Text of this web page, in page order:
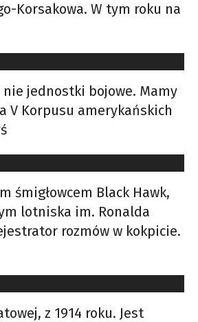
Korsakowa. W tym roku na
jednostki bojowe. Mamy
V Korpusu amerykańskich
śmigłowcem Black Hawk,
lotniska im. Ronalda
rozmów w kokpicie.
z 1914 roku. Jest